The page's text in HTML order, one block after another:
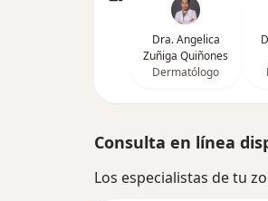
Dra. Angelica
Zuñiga Quiñones
Dermatólogo
Consulta en línea
Los especialistas de tu